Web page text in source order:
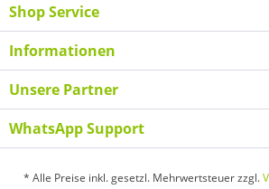
Shop Service
Informationen
Unsere Partner
WhatsApp Support
* Alle Preise inkl. gesetzl. Mehrwertsteuer zzgl.